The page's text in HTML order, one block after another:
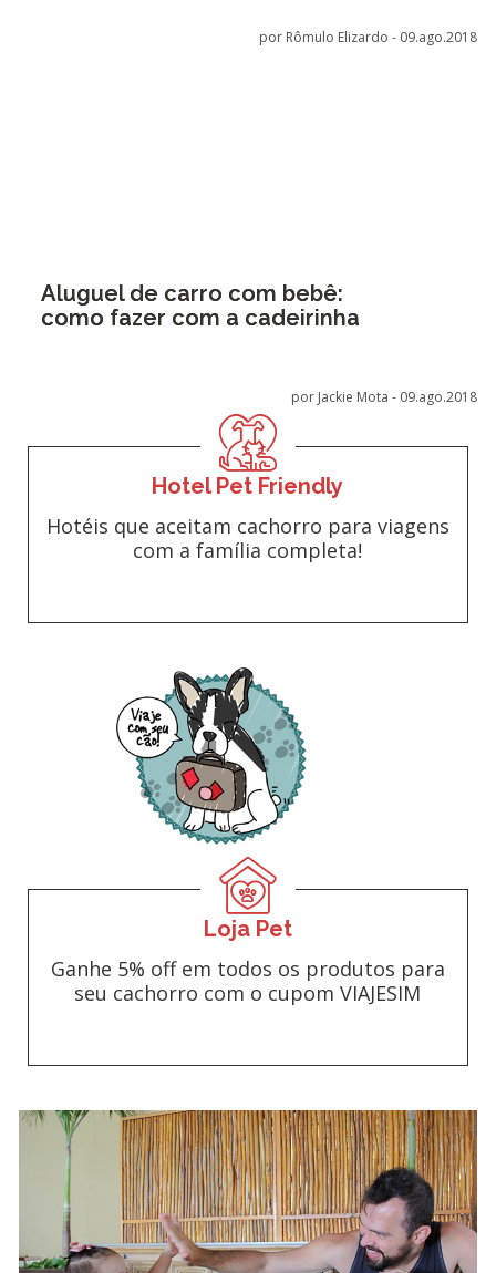
por Rômulo Elizardo - 09.ago.2018
Aluguel de carro com bebê:
como fazer com a cadeirinha
por Jackie Mota - 09.ago.2018
Hotel Pet Friendly
Hotéis que aceitam cachorro para viagens
com a família completa!
Loja Pet
Ganhe 5% off em todos os produtos para
seu cachorro com o cupom VIAJESIM